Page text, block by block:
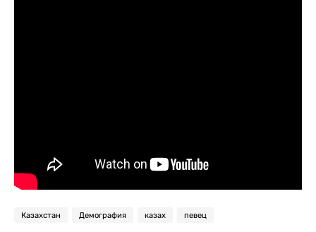
Казахстан Демография казах певец